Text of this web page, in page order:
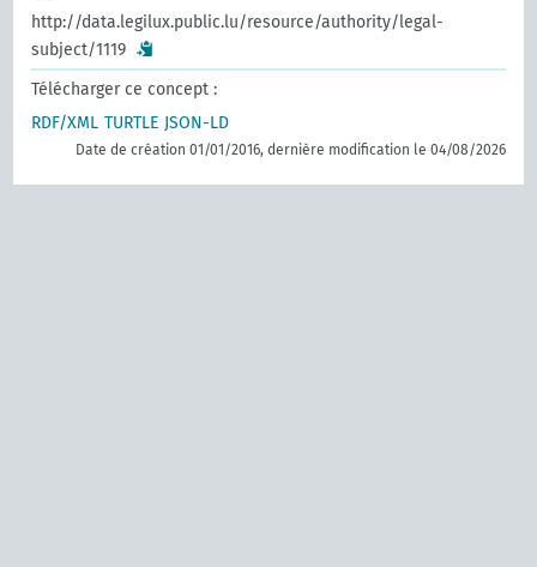
http://data.legilux.public.lu/resource/authority/legal-
subject/1119
Télécharger ce concept :
RDF/XML TURTLE JSON-LD
Date de création 01/01/2016, dernière modification le 04/08/2026